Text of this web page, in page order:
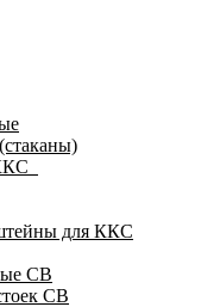
для ККС
СВ
СВ